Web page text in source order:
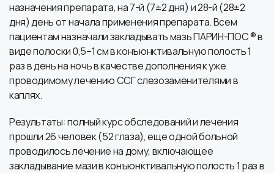
назначения препарата, на 7-й (7±2 дня) и 28-й (28±2
дня) день от начала применения препарата. Всем
пациентам назначали закладывать мазь ПАРИН-ПОС ® в
виде полоски 0,5–1 см в конъюнктивальную полость 1
раз в день на ночь в качестве дополнения к уже
проводимому лечению ССГ слезозаменителями в
каплях.
Результаты: полный курс обследований и лечения
прошли 26 человек (52 глаза), еще одной больной
проводилось лечение на дому, включающее
закладывание мази в конъюнктивальную полость 1 раз в